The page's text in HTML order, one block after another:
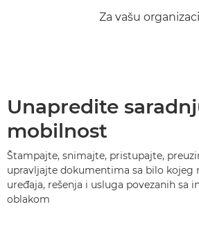
Za vašu
Unapredite
mobilnost
Štampajte, snimajte, pristupajte,
upravljajte dokumentima sa bilo kojeg
uređaja, rešenja i usluga povezanih sa
oblakom